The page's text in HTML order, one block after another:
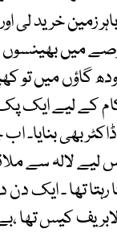
زمین خرید لی
میں
اتنا دودھ
کے لیے ایک
ڈاکٹر بھی
لیے لالہ سے
تھا ۔ ایک دن
کیس تھا